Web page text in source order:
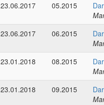
23.06.2017
05.2015
23.06.2017
06.2015
23.01.2018
08.2015
23.01.2018
09.2015